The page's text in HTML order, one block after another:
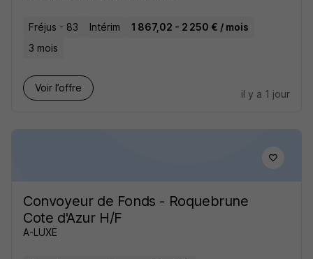
Fréjus - 83 Intérim
1 867,02 - 2 250 € / mois
3 mois
Voir l’offre
il y a 1 jour
Convoyeur de Fonds - Roquebrune
Cote d'Azur H/F
A-LUXE